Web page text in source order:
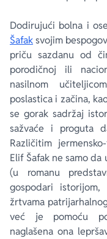
Dodirujući bolna i
Šafaksvojim
priču sazdanu od
porodičnoj ili
nasilnom
poslastica i začina,
se gorak sadržaj
sažvaće i proguta
Različitim
Elif Šafak ne samo
(u romanu
gospodari
žrtvama
već je pomoću
naglašena ona